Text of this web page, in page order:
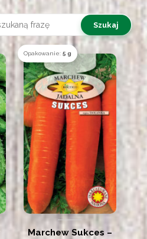
Opakowanie: 5 g
Marchew Sukces –